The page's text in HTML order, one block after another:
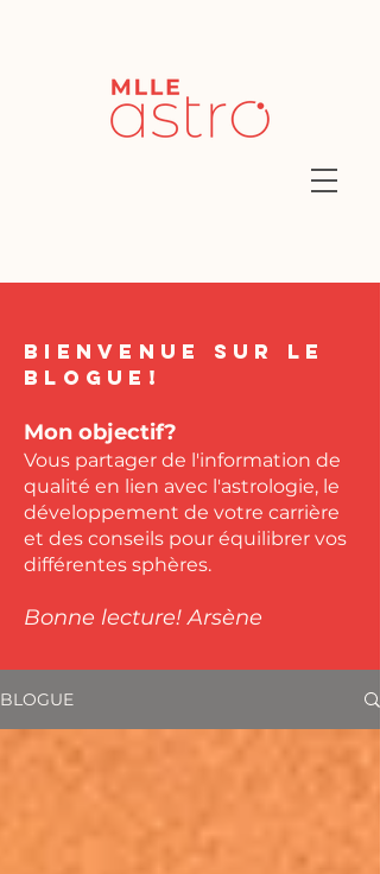
Bienvenue sur le
blogue!
Mon objectif?
Vous partager de l'information de
qualité en lien avec l'astrologie, le
développement de votre carrière
et des conseils pour équilibrer vos
différentes sphères.
Bonne lecture!Arsène
BLOGUE